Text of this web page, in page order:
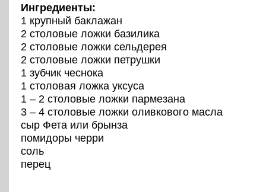
Ингредиенты:
1 крупный баклажан
2 столовые ложки базилика
2 столовые ложки сельдерея
2 столовые ложки петрушки
1 зубчик чеснока
1 столовая ложка уксуса
1 – 2 столовые ложки пармезана
3 – 4 столовые ложки оливкового масла
сыр Фета или брынза
помидоры черри
соль
перец